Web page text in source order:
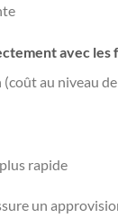
avec les
au niveau
rapide
un